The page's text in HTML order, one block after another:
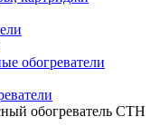
обогреватели
обогреватель СТН